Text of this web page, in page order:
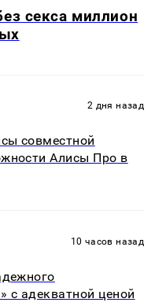
секса миллион
2 дня назад
совместной
Алисы Про в
10 часов назад
с адекватной ценой